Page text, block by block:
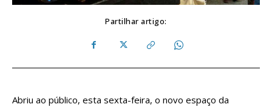
Partilhar artigo:
Abriu ao público, esta sexta-feira, o novo espaço da